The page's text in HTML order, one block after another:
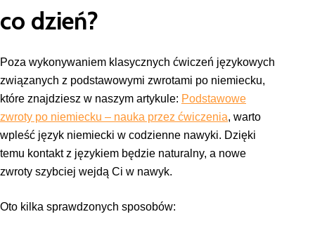
co dzień?
Poza wykonywaniem klasycznych ćwiczeń językowych
związanych z podstawowymi zwrotami po niemiecku,
które znajdziesz w naszym artykule: Podstawowe
zwroty po niemiecku – nauka przez ćwiczenia, warto
wpleść język niemiecki w codzienne nawyki. Dzięki
temu kontakt z językiem będzie naturalny, a nowe
zwroty szybciej wejdą Ci w nawyk.
Oto kilka sprawdzonych sposobów: